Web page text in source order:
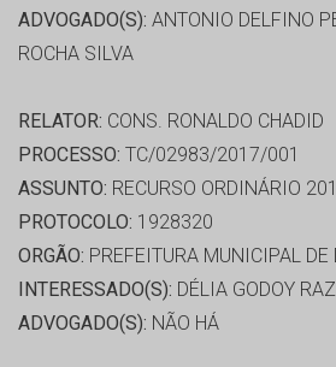
ADVOGADO(S): ANTONIO DELFINO
ROCHA SILVA
RELATOR: CONS. RONALDO CHADID
PROCESSO: TC/02983/2017/001
ASSUNTO: RECURSO ORDINÁRIO
PROTOCOLO: 1928320
ORGÃO: PREFEITURA MUNICIPAL DE
INTERESSADO(S): DÉLIA GODOY
ADVOGADO(S): NÃO HÁ